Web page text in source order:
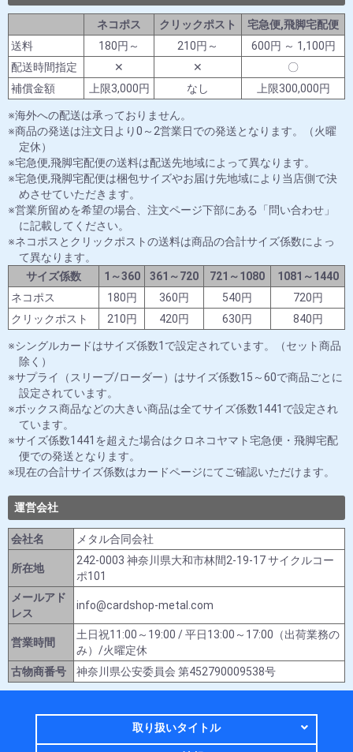
ネコポス クリックポスト
宅急便,飛脚宅配便
送料
180円～ 210円～
600円 ～ 1,100円
配送時間指定
✕ ✕
〇
補償金額
上限3,000円 なし 上限300,000円
海外への配送は承っておりません。
商品の発送は注文日より0～2営業日での発送となります。（火曜
定休）
宅急便,飛脚宅配便の送料は配送先地域によって異なります。
宅急便,飛脚宅配便は梱包サイズやお届け先地域により当店側で決
めさせていただきます。
営業所留めを希望の場合、注文ページ下部にある「問い合わせ」
に記載してください。
ネコポスとクリックポストの送料は商品の合計サイズ係数によっ
て異なります。
サイズ係数
1～360 361～720 721～1080
1081～1440
ネコポス
180円 360円 540円
720円
クリックポスト
210円 420円 630円 840円
シングルカードはサイズ係数1で設定されています。（セット商品
除く）
サプライ（スリーブ/ローダー）はサイズ係数15～60で商品ごとに
設定されています。
ボックス商品などの大きい商品は全てサイズ係数1441で設定され
ています。
サイズ係数1441を超えた場合はクロネコヤマト宅急便・飛脚宅配
便での発送となります。
現在の合計サイズ係数はカードページにてご確認いただけます。
運営会社
会社名 メタル合同会社
所在地
242-0003 神奈川県大和市林間2-19-17 サイクルコー
ポ101
メールアド
レス
info@cardshop-metal.com
営業時間
土日祝11:00～19:00 / 平日13:00～17:00（出荷業務の
み）/火曜定休
古物商番号
神奈川県公安委員会 第452790009538号
取り扱いタイトル